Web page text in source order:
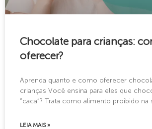
Chocolate para crianças:
oferecer?
Aprenda quanto e como oferecer
crianças Você ensina para eles que
“caca”? Trata como alimento proibido na
LEIA MAIS »